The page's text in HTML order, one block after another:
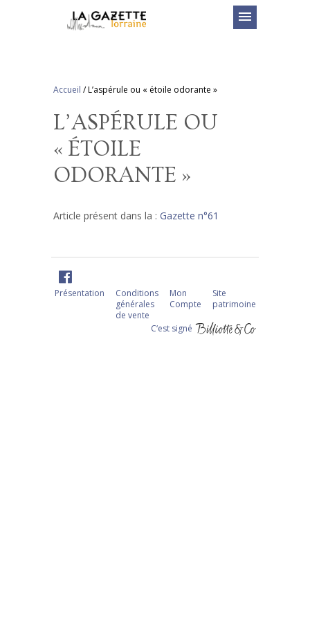
menu
Accueil /L’aspérule ou « étoile odorante »
L’ASPÉRULE OU
« ÉTOILE
ODORANTE »
Article présent dans la : Gazette n°61
Présentation
Conditions
générales
de vente
Mon
Compte
Site
patrimoine
C‘est signé